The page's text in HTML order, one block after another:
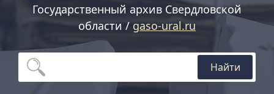
Государственный архив Свердловской
области / gaso-ural.ru
Найти